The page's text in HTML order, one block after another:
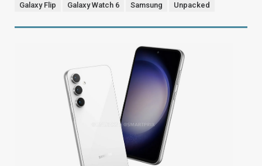
Galaxy Flip Galaxy Watch 6 Samsung Unpacked